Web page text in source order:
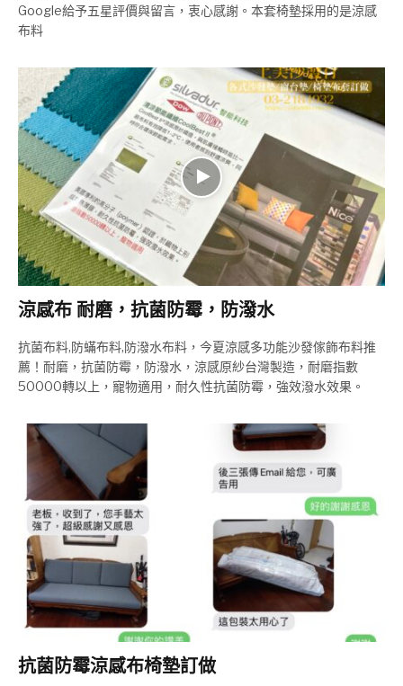
Google給予五星評價與留言，衷心感謝。本套椅墊採用的是涼感
布料
涼感布 耐磨，抗菌防霉，防潑水
抗菌布料,防蟎布料,防潑水布料，今夏涼感多功能沙發傢飾布料推
薦！耐磨，抗菌防霉，防潑水，涼感原紗台灣製造，耐磨指數
50000轉以上，寵物適用，耐久性抗菌防霉，強效潑水效果。
抗菌防霉涼感布椅墊訂做